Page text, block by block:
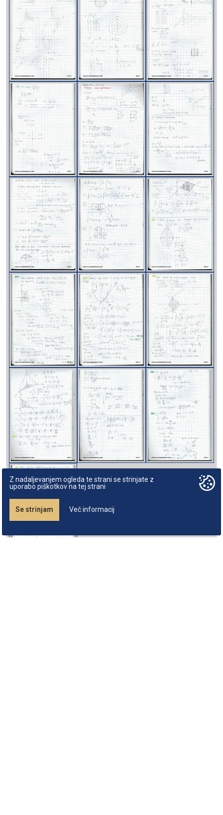
Z nadaljevanjem ogleda te strani se strinjate z
uporabo piškotkov na tej strani
Se strinjam Več informacij